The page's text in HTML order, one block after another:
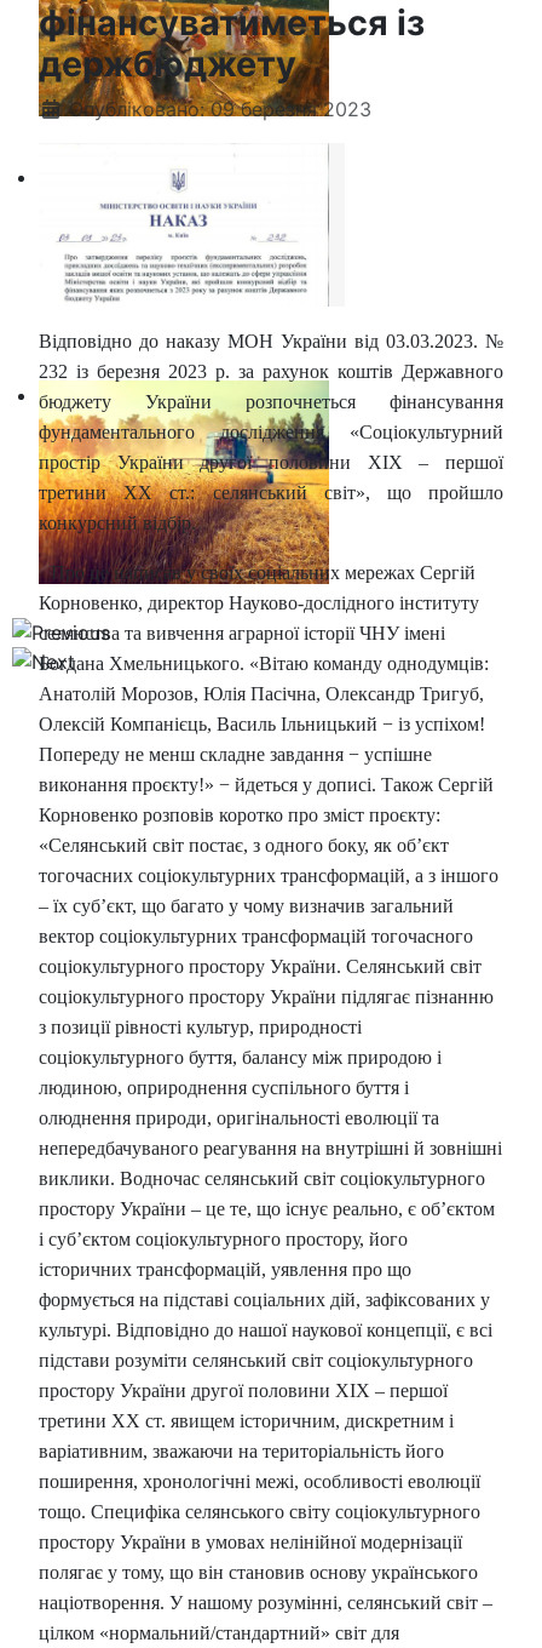
фінансуватиметься із
держбюджету
Опубліковано: 09 березня 2023
Відповідно до наказу МОН України від 03.03.2023. №
232 із березня 2023 р. за рахунок коштів Державного
бюджету України розпочнеться фінансування
фундаментального дослідження «Соціокультурний
простір України другої половини ХІХ – першої
третини ХХ ст.: селянський світ», що пройшло
конкурсний відбір.
Про це написав у своїх соціальних мережах Сергій
Корновенко, директор Науково-дослідного інституту
селянства та вивчення аграрної історії ЧНУ імені
Богдана Хмельницького. «Вітаю команду однодумців:
Анатолій Морозов, Юлія Пасічна, Олександр Тригуб,
Олексій Компанієць, Василь Ільницький − із успіхом!
Попереду не менш складне завдання − успішне
виконання проєкту!» − йдеться у дописі. Також Сергій
Корновенко розповів коротко про зміст проєкту:
«Селянський світ постає, з одного боку, як об’єкт
тогочасних соціокультурних трансформацій, а з іншого
– їх суб’єкт, що багато у чому визначив загальний
вектор соціокультурних трансформацій тогочасного
соціокультурного простору України. Селянський світ
соціокультурного простору України підлягає пізнанню
з позиції рівності культур, природності
соціокультурного буття, балансу між природою і
людиною, оприроднення суспільного буття і
олюднення природи, оригінальності еволюції та
непередбачуваного реагування на внутрішні й зовнішні
виклики. Водночас селянський світ соціокультурного
простору України – це те, що існує реально, є об’єктом
і суб’єктом соціокультурного простору, його
історичних трансформацій, уявлення про що
формується на підставі соціальних дій, зафіксованих у
культурі. Відповідно до нашої наукової концепції, є всі
підстави розуміти селянський світ соціокультурного
простору України другої половини ХІХ – першої
третини ХХ ст. явищем історичним, дискретним і
варіативним, зважаючи на територіальність його
поширення, хронологічні межі, особливості еволюції
тощо. Специфіка селянського світу соціокультурного
простору України в умовах нелінійної модернізації
полягає у тому, що він становив основу українського
націотворення. У нашому розумінні, селянський світ –
цілком «нормальний/стандартний» світ для